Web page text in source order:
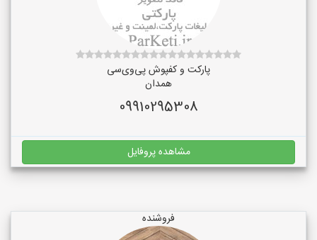
پارکت و کفپوش پی‌وی‌سی
همدان
09910295308
مشاهده پروفایل
فروشنده